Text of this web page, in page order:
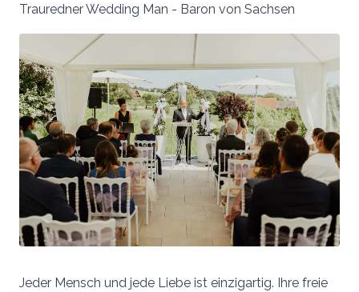
Trauredner Wedding Man - Baron von Sachsen
Jeder Mensch und jede Liebe ist einzigartig. Ihre freie